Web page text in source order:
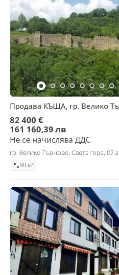
Продава КЪЩА, гр. Велико
82 400 €
161 160,39 лв
Не се начислява ДДС
гр. Велико Търново, Света гора, 07
90 м²